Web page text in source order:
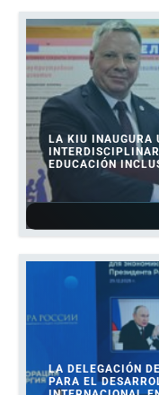
LA KIU INAUGURA
EDUCACIÓN
LA DELEGACIÓN
PARA EL